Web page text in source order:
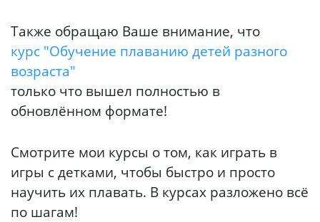
Также обращаю Ваше внимание, что
курс "Обучение плаванию детей разного
возраста"
только что вышел полностью в
обновлённом формате!
Смотрите мои курсы о том, как играть в
игры с детками, чтобы быстро и просто
научить их плавать. В курсах разложено всё
по шагам!